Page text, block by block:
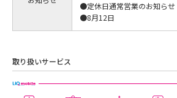
●定休日通常営業のお知らせ
●8月12日
取り扱いサービス